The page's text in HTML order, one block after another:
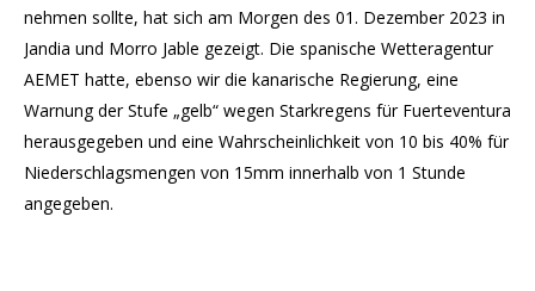
nehmen sollte, hat sich am Morgen des 01. Dezember 2023 in
Jandia und Morro Jable gezeigt. Die spanische Wetteragentur
AEMET hatte, ebenso wir die kanarische Regierung, eine
Warnung der Stufe „gelb“ wegen Starkregens für Fuerteventura
herausgegeben und eine Wahrscheinlichkeit von 10 bis 40% für
Niederschlagsmengen von 15mm innerhalb von 1 Stunde
angegeben.